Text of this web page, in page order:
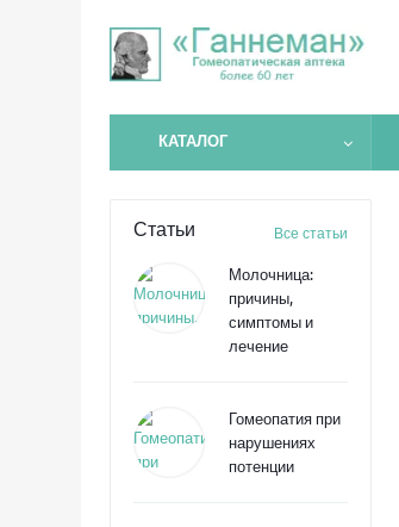
КАТАЛОГ
Статьи Все статьи
Молочница:
причины,
симптомы и
лечение
Гомеопатия при
нарушениях
потенции